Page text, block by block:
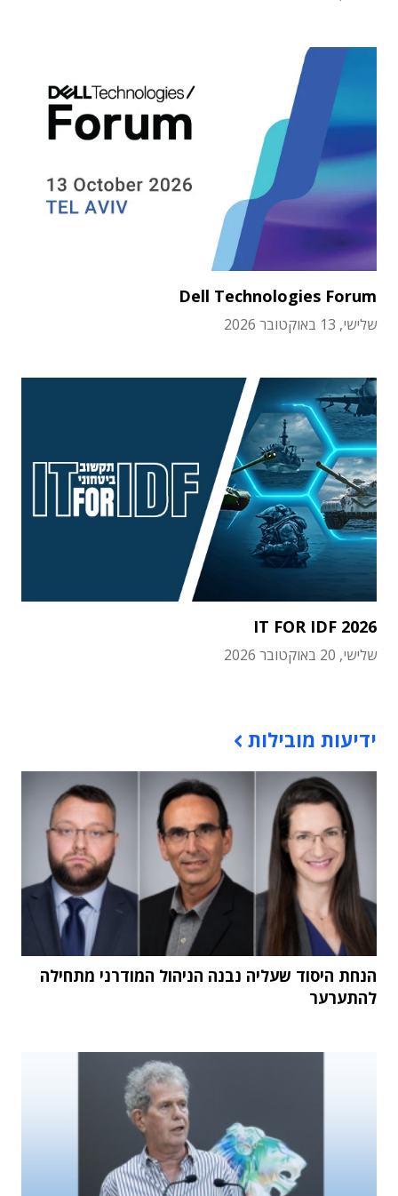
Dell Technologies Forum
שלישי, 13 באוקטובר 2026
IT FOR IDF 2026
שלישי, 20 באוקטובר 2026
ידיעות מובילות
הנחת היסוד שעליה נבנה הניהול המודרני מתחילה
להתערער